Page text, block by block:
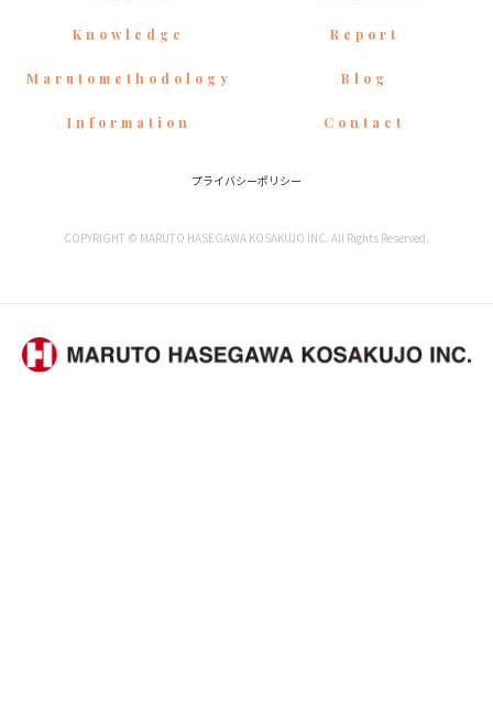
Knowledge Report
Marutomethodology Blog
Information Contact
プライバシーポリシー
COPYRIGHT © MARUTO HASEGAWA KOSAKUJO INC. All Rights Reserved.